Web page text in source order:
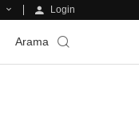
Login
Arama